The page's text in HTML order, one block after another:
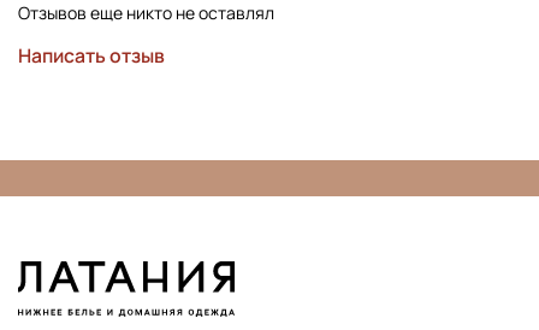
Отзывов еще никто не оставлял
Написать отзыв